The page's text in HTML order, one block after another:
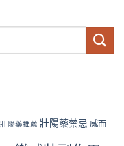
壯陽藥推薦 壯陽藥禁忌 威而